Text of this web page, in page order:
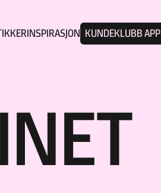
KUNDEKLUBB APP
INSPIRASJON